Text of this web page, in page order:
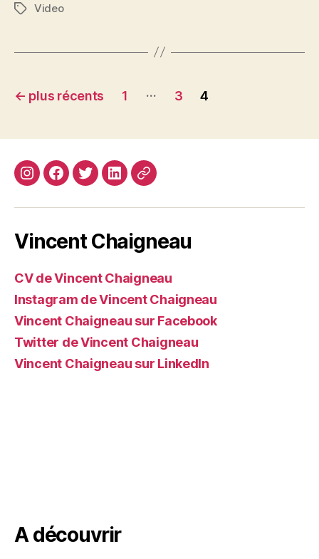
Étiquettes
Video
Navigation
articles
← plus récents 1 … 3 4
InstagramFacebook
TwitterLinkedin
Site
Vincent Chaigneau
CV de Vincent Chaigneau
Instagram de Vincent Chaigneau
Vincent Chaigneau sur Facebook
Twitter de Vincent Chaigneau
Vincent Chaigneau sur LinkedIn
A découvrir